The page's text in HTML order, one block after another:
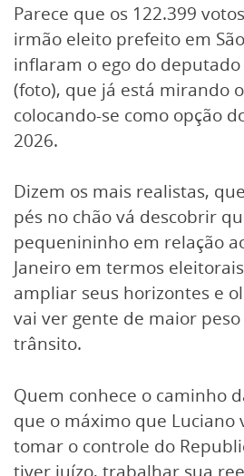
Parece que os 122.399
irmão eleito prefeito em
inflaram o ego do deputado
(foto), que já está mirando
colocando-se como opção
2026.
Dizem os mais realistas,
pés no chão vá descobrir
pequenininho em relação
Janeiro em termos
ampliar seus horizontes e
vai ver gente de maior
trânsito.
Quem conhece o caminho
que o máximo que Luciano
tomar o controle do